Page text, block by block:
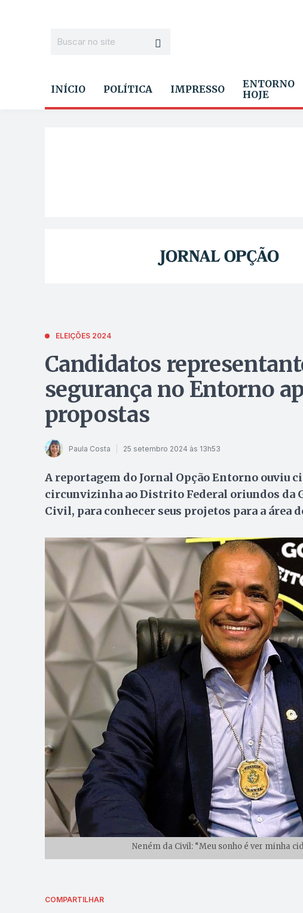
INÍCIO POLÍTICA IMPRESSO
ENTORNO
HOJE
ELEIÇÕES 2024
Candidatos
segurança no Entorno
propostas
Paula Costa 25 setembro 2024 às 13h53
A reportagem do Jornal Opção Entorno ouviu
circunvizinha ao Distrito Federal oriundos da
Civil, para conhecer seus projetos para a área
Neném da Civil: “Meu sonho é ver minha
COMPARTILHAR